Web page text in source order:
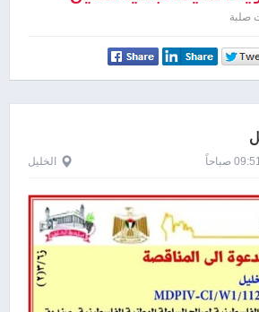
صلبة
الخليل